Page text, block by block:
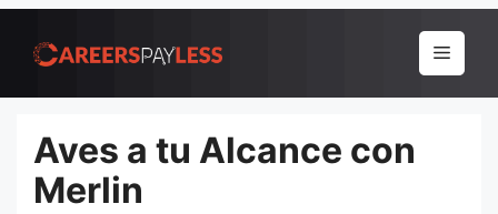
para
conteúdo
Menu
Aves a tu Alcance con
Merlin